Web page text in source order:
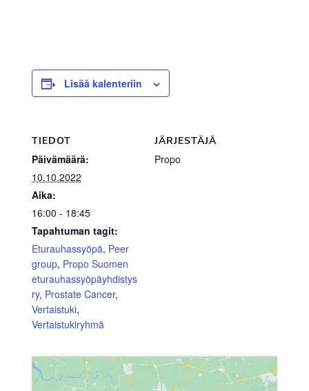
Lisää kalenteriin
TIEDOT
Päivämäärä:
10.10.2022
Aika:
16:00 - 18:45
Tapahtuman tagit:
Eturauhassyöpä, Peer
group, Propo Suomen
eturauhassyöpäyhdistys
ry, Prostate Cancer,
Vertaistuki,
Vertaistukiryhmä
JÄRJESTÄJÄ
Propo